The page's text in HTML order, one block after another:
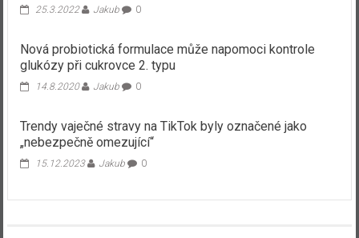
25.3.2022 Jakub 0
Nová probiotická formulace může napomoci kontrole
glukózy při cukrovce 2. typu
14.8.2020 Jakub 0
Trendy vaječné stravy na TikTok byly označené jako
„nebezpečně omezující“
15.12.2023 Jakub 0